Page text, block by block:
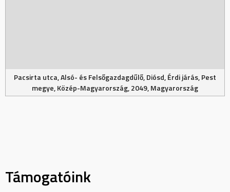
Pacsirta utca, Alsó- és Felsőgazdagdűlő, Diósd, Érdi járás, Pest
megye, Közép-Magyarország, 2049, Magyarország
Támogatóink